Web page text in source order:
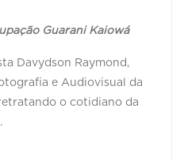
Guarani Kaiowá
Davydson Raymond,
e Audiovisual da
o cotidiano da